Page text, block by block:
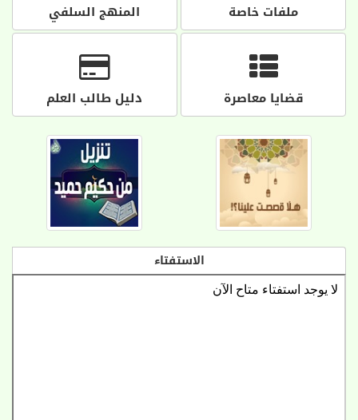
ملفات خاصة المنهج السلفي
قضايا معاصرة دليل طالب العلم
الاستفتاء